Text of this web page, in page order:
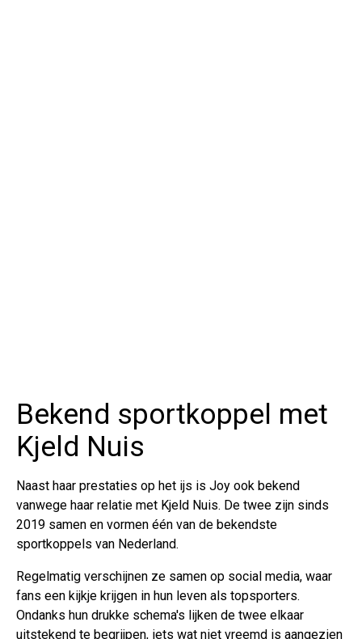
Bekend sportkoppel met
Kjeld Nuis
Naast haar prestaties op het ijs is Joy ook bekend
vanwege haar relatie met Kjeld Nuis. De twee zijn sinds
2019 samen en vormen één van de bekendste
sportkoppels van Nederland.
Regelmatig verschijnen ze samen op social media, waar
fans een kijkje krijgen in hun leven als topsporters.
Ondanks hun drukke schema's lijken de twee elkaar
uitstekend te begrijpen, iets wat niet vreemd is aangezien